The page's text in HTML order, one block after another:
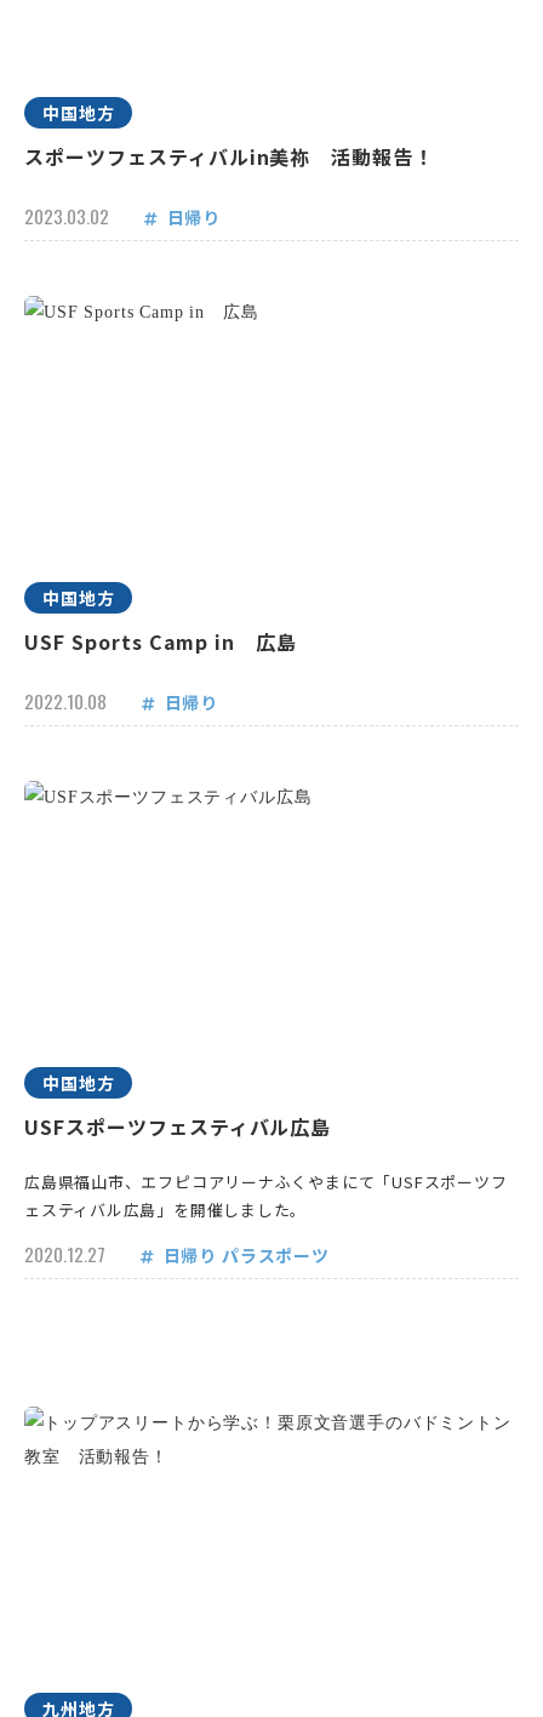
中国地方
スポーツフェスティバルin美祢 活動報告！
2023.03.02 日帰り
中国地方
USF Sports Camp in 広島
2022.10.08 日帰り
中国地方
USFスポーツフェスティバル広島
広島県福山市、エフピコアリーナふくやまにて「USFスポーツフ
ェスティバル広島」を開催しました。
2020.12.27 日帰り パラスポーツ
九州地方